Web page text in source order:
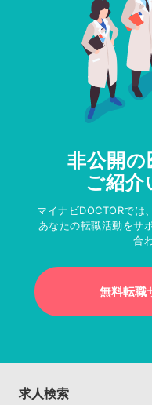
非公開の
ご紹介
マイナビDOCTORでは
あなたの転職活動をサ
合
無料転職
求人検索